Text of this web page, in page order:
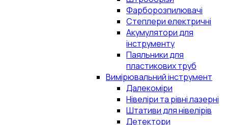
Фарборозпилювачі
Степлери електричні
Акумулятори для
інструменту
Паяльники для
пластикових труб
Вимірювальний інструмент
Далекоміри
Нівеліри та рівні лазерні
Штативи для нівелірів
Детектори